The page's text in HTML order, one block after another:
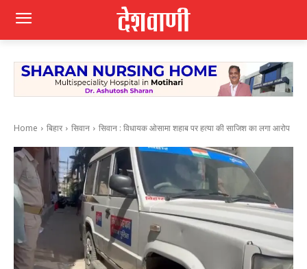
Home बिहार सिवान सिवान : विधायक ओसामा शहाब पर हत्या की साजिश का लगा आरोप